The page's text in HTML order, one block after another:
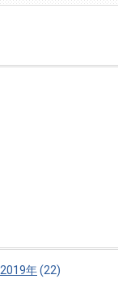
2019年(22)